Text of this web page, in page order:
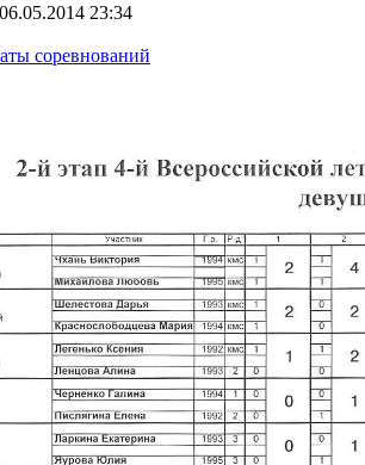
23:34
соревнований